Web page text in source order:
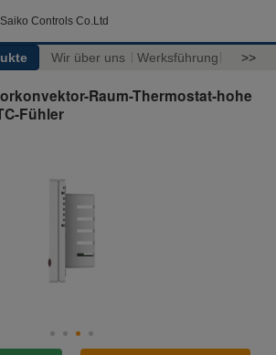
Controls Co.Ltd
Wir über uns Werksführung >>
Raum-Thermostat-hohe
Fühler